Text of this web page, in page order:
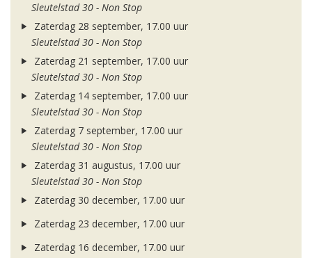
Sleutelstad 30 - Non Stop
Zaterdag 28 september, 17.00 uur
Sleutelstad 30 - Non Stop
Zaterdag 21 september, 17.00 uur
Sleutelstad 30 - Non Stop
Zaterdag 14 september, 17.00 uur
Sleutelstad 30 - Non Stop
Zaterdag 7 september, 17.00 uur
Sleutelstad 30 - Non Stop
Zaterdag 31 augustus, 17.00 uur
Sleutelstad 30 - Non Stop
Zaterdag 30 december, 17.00 uur
Zaterdag 23 december, 17.00 uur
Zaterdag 16 december, 17.00 uur